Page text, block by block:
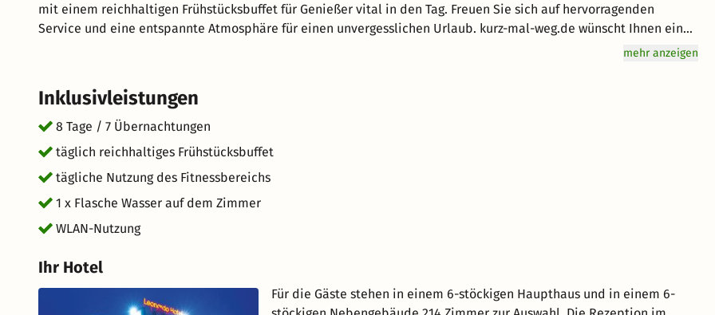
mit einem reichhaltigen Frühstücksbuffet für Genießer vital in den Tag. Freuen Sie sich auf hervorragenden
Service und eine entspannte Atmosphäre für einen unvergesslichen Urlaub. kurz-mal-weg.de wünscht Ihnen einen
mehr anzeigen
Inklusivleistungen
8 Tage / 7 Übernachtungen
täglich reichhaltiges Frühstücksbuffet
tägliche Nutzung des Fitnessbereichs
1 x Flasche Wasser auf dem Zimmer
WLAN-Nutzung
Ihr Hotel
Für die Gäste stehen in einem 6-stöckigen Haupthaus und in einem 6-